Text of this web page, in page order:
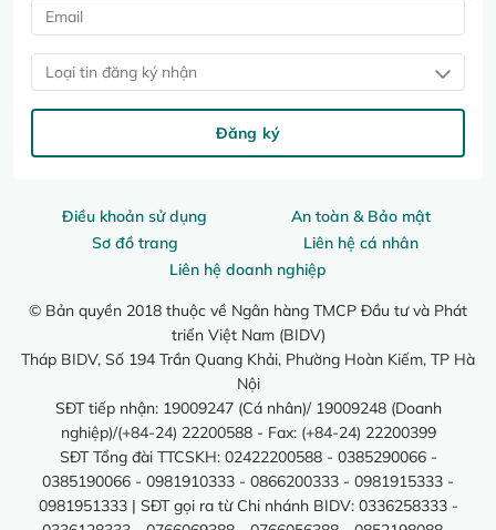
Điều khoản sử dụng
An toàn & Bảo mật
Sơ đồ trang
Liên hệ cá nhân
Liên hệ doanh nghiệp
© Bản quyền 2018 thuộc về Ngân hàng TMCP Đầu tư và Phát
triển Việt Nam (BIDV)
Tháp BIDV, Số 194 Trần Quang Khải, Phường Hoàn Kiếm, TP Hà
Nội
SĐT tiếp nhận: 19009247 (Cá nhân)/ 19009248 (Doanh
nghiệp)/(+84-24) 22200588 - Fax: (+84-24) 22200399
SĐT Tổng đài TTCSKH: 02422200588 - 0385290066 -
0385190066 - 0981910333 - 0866200333 - 0981915333 -
0981951333 | SĐT gọi ra từ Chi nhánh BIDV: 0336258333 -
Loại tin đăng ký nhận
Đăng ký